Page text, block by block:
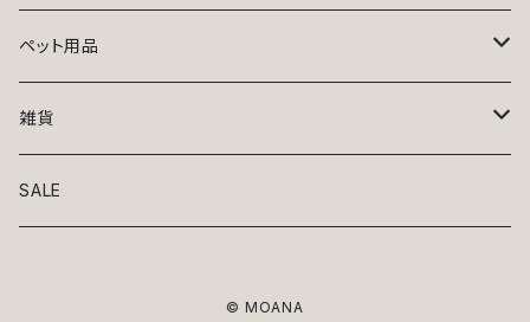
トップス
ニット
アロハ
ボトムス
ワンピース
ペット用品
ベッド
リード・首輪
雑貨
アート
SALE
© MOANA